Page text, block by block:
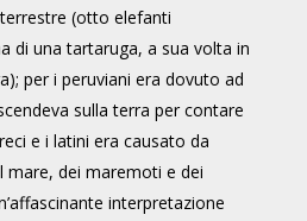
(otto elefanti
di una tartaruga, a sua volta in
per i peruviani era dovuto ad
sulla terra per contare
e i latini era causato da
mare, dei maremoti e dei
interpretazione